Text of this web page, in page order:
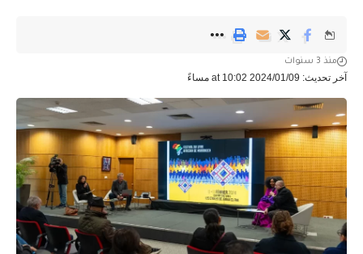
آخر تحديث: 2024/01/09 at 10:02 مساءً
منذ 3 سنوات